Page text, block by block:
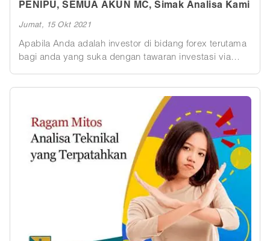
PENIPU, SEMUA AKUN MC, Simak Analisa Kami
Jumat, 15 Okt 2021
Apabila Anda adalah investor di bidang forex terutama
bagi anda yang suka dengan tawaran investasi via
tengah bulan Oktober 2021 sudah banyak yang
mengatakan SUNTON sudah “scam” alias menjadi
salah satu bentuk investai bodong berujung hilangnya
dana nasabah. Tapi apa benar seperti itu? Yuk mari kita
bedah bersama